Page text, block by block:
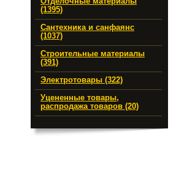
(1395)
Сантехника и санфаянс
(1037)
Строительные материалы
(391)
Электротовары (322)
Уцененные товары,
распродажа товаров (20)